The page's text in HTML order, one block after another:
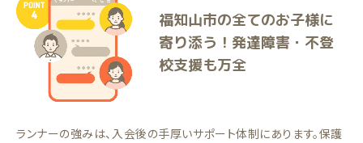
福知山市の全てのお子様に
寄り添う！発達障害・不登
校支援も万全
ランナーの強みは、入会後の手厚いサポート体制にあります。保護